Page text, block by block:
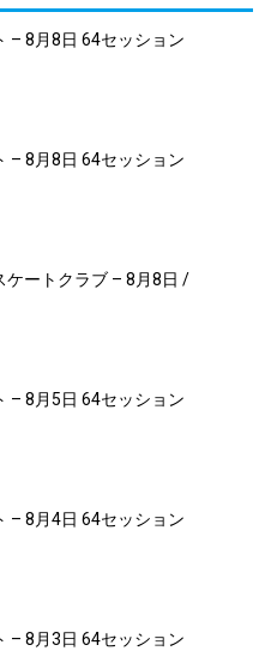
– 8月8日 64セッション
– 8月8日 64セッション
ケートクラブ – 8月8日 /
– 8月5日 64セッション
– 8月4日 64セッション
– 8月3日 64セッション